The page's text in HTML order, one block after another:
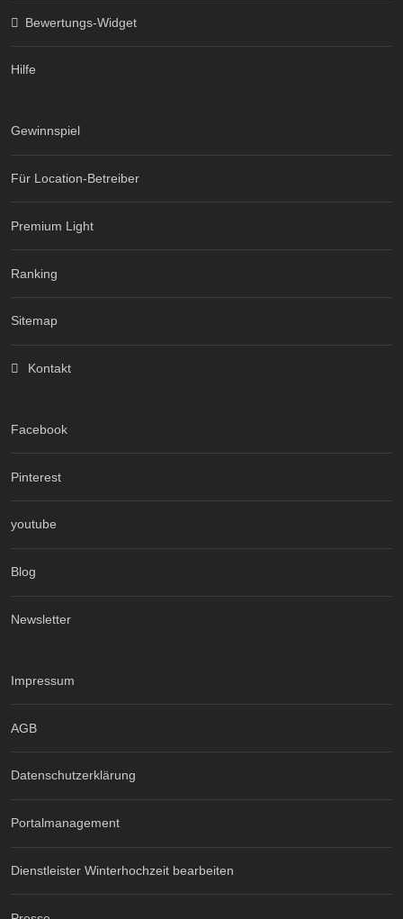
Bewertungs-Widget
Hilfe
Gewinnspiel
Für Location-Betreiber
Premium Light
Ranking
Sitemap
Kontakt
Facebook
Pinterest
youtube
Blog
Newsletter
Impressum
AGB
Datenschutzerklärung
Portalmanagement
Dienstleister Winterhochzeit bearbeiten